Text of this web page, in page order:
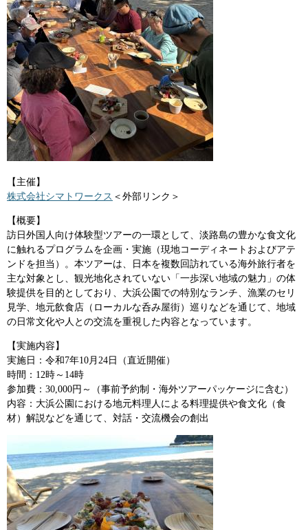
【主催】
株式会社シマトワークス ＜外部リンク＞
【概要】
訪日外国人向け体験型ツアーの一環として、淡路島の豊かな食文化
に触れるプログラムを企画・実施（現地コーディネートおよびアテ
ンドを担当）。本ツアーは、日本を複数回訪れている海外旅行者を
主な対象とし、観光地化されていない「一歩深い地域の魅力」の体
験提供を目的としており、大浜公園での特別なランチ、漁業のセリ
見学、地元飲食店（ローカルな呑み屋街）巡りなどを通じて、地域
の日常文化や人との交流を重視した内容となっています。
【実施内容】
実施日：令和7年10月24日（直近開催）
時間：12時～14時
参加費：30,000円～（事前予約制・海外ツアーパッケージに含む）
内容：大浜公園における地元料理人による料理提供や食文化（食
材）解説などを通じて、対話・交流機会の創出